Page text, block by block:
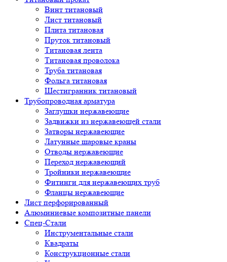
Винт титановый
Лист титановый
Плита титановая
Пруток титановый
Титановая лента
Титановая проволока
Труба титановая
Фольга титановая
Шестигранник титановый
Трубопроводная арматура
Заглушки нержавеющие
Задвижки из нержавеющей стали
Затворы нержавеющие
Латунные шаровые краны
Отводы нержавеющие
Переход нержавеющий
Тройники нержавеющие
Фитинги для нержавеющих труб
Фланцы нержавеющие
Лист перфорированный
Алюминиевые композитные панели
Спец-Стали
Инструментальные стали
Квадраты
Конструкционные стали